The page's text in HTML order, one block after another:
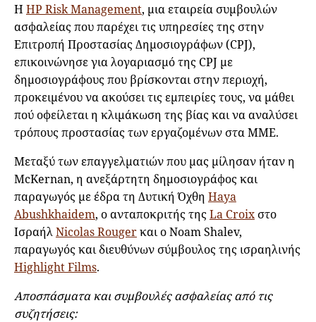
Η HP Risk Management, μια εταιρεία συμβουλών
ασφαλείας που παρέχει τις υπηρεσίες της στην
Επιτροπή Προστασίας Δημοσιογράφων (CPJ),
επικοινώνησε για λογαριασμό της CPJ με
δημοσιογράφους που βρίσκονται στην περιοχή,
προκειμένου να ακούσει τις εμπειρίες τους, να μάθει
πού οφείλεται η κλιμάκωση της βίας και να αναλύσει
τρόπους προστασίας των εργαζομένων στα ΜΜΕ.
Μεταξύ των επαγγελματιών που μας μίλησαν ήταν η
McKernan, η ανεξάρτητη δημοσιογράφος και
παραγωγός με έδρα τη Δυτική Όχθη Haya
Abushkhaidem, ο ανταποκριτής τηςLa Croixστο
ΙσραήλNicolas Rougerκαι ο Noam Shalev,
παραγωγός και διευθύνων σύμβουλος της ισραηλινής
Highlight Films.
Αποσπάσματα και συμβουλές ασφαλείας από τις
συζητήσεις: